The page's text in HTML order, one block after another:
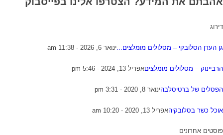
דירוג
גן העדן הסלובקי – מסלולים מומלצים... ינואר 6, 2026 - 11:38 am
הרביינוק – מסלולים מומלציםאפריל 13, 2024 - 5:46 pm
הפסלים של ברטיסלבהינואר 8, 2020 - 3:31 pm
אוכל כשר בסלובקיהאפריל 13, 2020 - 10:20 am
פוסטים אחרונים